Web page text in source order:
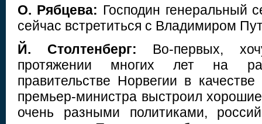
О. Рябцева: Господин генеральный
сейчас встретиться с Владимиром
Й. Столтенберг: Во-первых,
протяжении многих лет на
правительстве Норвегии в
премьер-министра выстроил
очень разными политиками,